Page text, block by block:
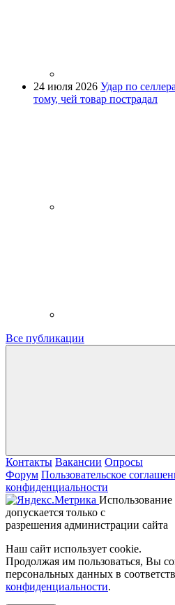
24 июля 2026 Удар по
тому, чей товар пострадал
Все публикации
Контакты Вакансии Опросы
Форум Пользовательское
конфиденциальности
Использование
допускается только с
разрешения администрации сайта
Наш сайт использует cookie.
Продолжая им пользоваться, Вы
персональных данных в
конфиденциальности.